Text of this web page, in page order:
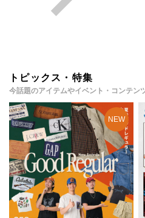
トピックス・特集
今話題のアイテムやイベント・コンテン